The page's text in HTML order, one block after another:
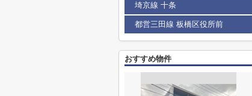
埼京線 十条
都営三田線 板橋区役所前
おすすめ物件